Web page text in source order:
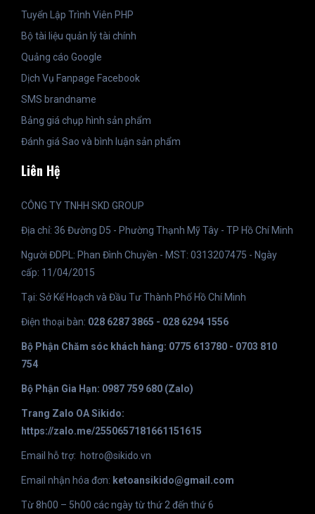
Tuyển Lập Trình Viên PHP
Bộ tài liệu quản lý tài chính
Quảng cáo Google
Dịch Vụ Fanpage Facebook
SMS brandname
Bảng giá chụp hình sản phẩm
Đánh giá Sao và bình luận sản phẩm
Liên Hệ
CÔNG TY TNHH SKD GROUP
Địa chỉ: 36 Đường D5 - Phường Thạnh Mỹ Tây - TP Hồ Chí Minh
Người ĐDPL: Phan Đình Chuyền - MST: 0313207475 - Ngày
cấp: 11/04/2015
Tại: Sở Kế Hoạch và Đầu Tư Thành Phố Hồ Chí Minh
Điện thoại bàn: 028 6287 3865 - 028 6294 1556
Bộ Phận Chăm sóc khách hàng: 0775 613780 - 0703 810
754
Bộ Phận Gia Hạn: 0987 759 680 (Zalo)
Trang Zalo OA Sikido:
https://zalo.me/2550657181661151615
Email hỗ trợ: hotro@sikido.vn
Email nhận hóa đơn: ketoansikido@gmail.com
Từ 8h00 – 5h00 các ngày từ thứ 2 đến thứ 6